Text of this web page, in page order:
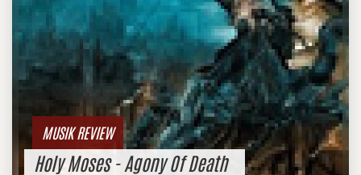
MUSIK REVIEW
Holy Moses - Agony Of Death